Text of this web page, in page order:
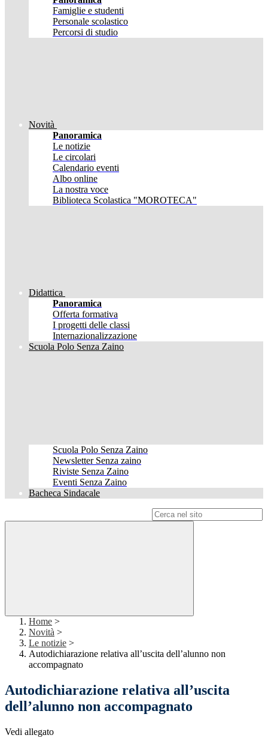
Famiglie e studenti
Personale scolastico
Percorsi di studio
Novità
Panoramica
Le notizie
Le circolari
Calendario eventi
Albo online
La nostra voce
Biblioteca Scolastica "MOROTECA"
Didattica
Panoramica
Offerta formativa
I progetti delle classi
Internazionalizzazione
Scuola Polo Senza Zaino
Scuola Polo Senza Zaino
Newsletter Senza zaino
Riviste Senza Zaino
Eventi Senza Zaino
Bacheca Sindacale
Home >
Novità >
Le notizie >
Autodichiarazione relativa all’uscita dell’alunno non
accompagnato
Autodichiarazione relativa all’uscita
dell’alunno non accompagnato
Vedi allegato